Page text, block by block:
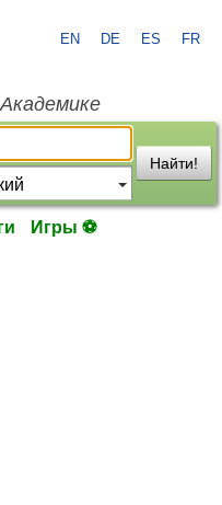
EN DE ES FR
Найти!
Игры ⚽